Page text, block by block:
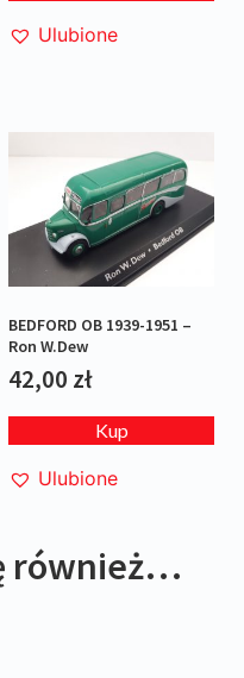
Ulubione
BEDFORD OB 1939-1951 –
Ron W.Dew
42,00 zł
Kup
Ulubione
również…